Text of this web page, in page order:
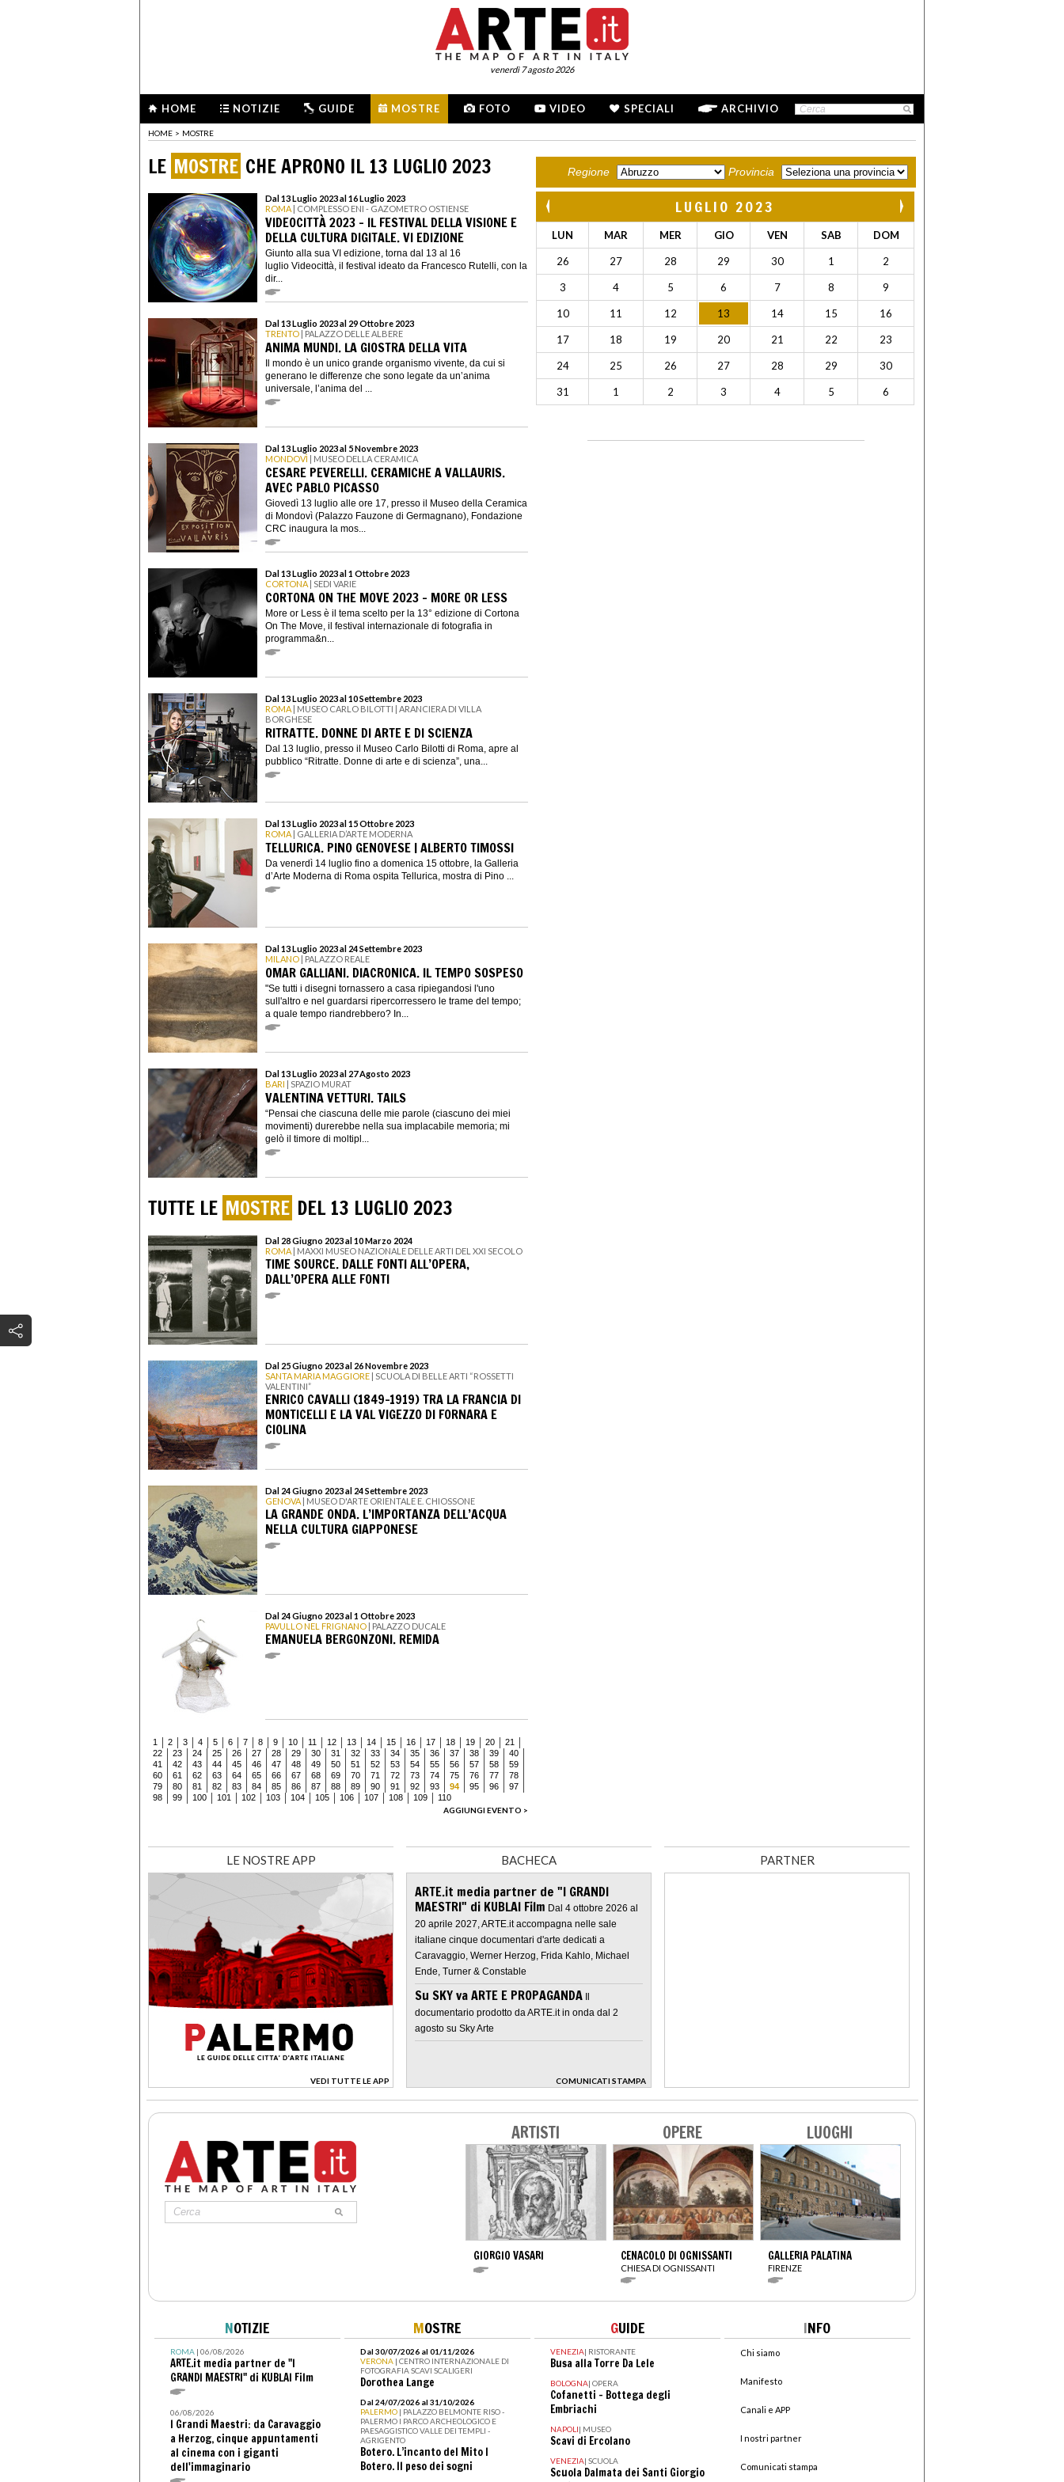
venerdì 7 agosto 2026
HOME NOTIZIE GUIDE MOSTRE FOTO VIDEO SPECIALI ARCHIVIO
HOME > MOSTRE
LE MOSTRE CHE APRONO IL 13 LUGLIO 2023
Dal 13 Luglio 2023 al 16 Luglio 2023
ROMA | COMPLESSO ENI - GAZOMETRO OSTIENSE
VIDEOCITTÀ 2023 - IL FESTIVAL DELLA VISIONE E
DELLA CULTURA DIGITALE. VI EDIZIONE
Giunto alla sua VI edizione, torna dal 13 al 16
luglio Videocittà, il festival ideato da Francesco Rutelli, con la
dir...
Dal 13 Luglio 2023 al 29 Ottobre 2023
TRENTO | PALAZZO DELLE ALBERE
ANIMA MUNDI. LA GIOSTRA DELLA VITA
Il mondo è un unico grande organismo vivente, da cui si
generano le differenze che sono legate da un’anima
universale, l’anima del ...
Dal 13 Luglio 2023 al 5 Novembre 2023
MONDOVÌ | MUSEO DELLA CERAMICA
CESARE PEVERELLI. CERAMICHE A VALLAURIS.
AVEC PABLO PICASSO
Giovedì 13 luglio alle ore 17, presso il Museo della Ceramica
di Mondovì (Palazzo Fauzone di Germagnano), Fondazione
CRC inaugura la mos...
Dal 13 Luglio 2023 al 1 Ottobre 2023
CORTONA | SEDI VARIE
CORTONA ON THE MOVE 2023 - MORE OR LESS
More or Less è il tema scelto per la 13° edizione di Cortona
On The Move, il festival internazionale di fotografia in
programma&n...
Dal 13 Luglio 2023 al 10 Settembre 2023
ROMA | MUSEO CARLO BILOTTI | ARANCIERA DI VILLA
BORGHESE
RITRATTE. DONNE DI ARTE E DI SCIENZA
Dal 13 luglio, presso il Museo Carlo Bilotti di Roma, apre al
pubblico “Ritratte. Donne di arte e di scienza”, una...
Dal 13 Luglio 2023 al 15 Ottobre 2023
ROMA | GALLERIA D’ARTE MODERNA
TELLURICA. PINO GENOVESE | ALBERTO TIMOSSI
Da venerdì 14 luglio fino a domenica 15 ottobre, la Galleria
d’Arte Moderna di Roma ospita Tellurica, mostra di Pino ...
Dal 13 Luglio 2023 al 24 Settembre 2023
MILANO | PALAZZO REALE
OMAR GALLIANI. DIACRONICA. IL TEMPO SOSPESO
"Se tutti i disegni tornassero a casa ripiegandosi l'uno
sull'altro e nel guardarsi ripercorressero le trame del tempo;
a quale tempo riandrebbero? In...
Dal 13 Luglio 2023 al 27 Agosto 2023
BARI | SPAZIO MURAT
VALENTINA VETTURI. TAILS
“Pensai che ciascuna delle mie parole (ciascuno dei miei
movimenti) durerebbe nella sua implacabile memoria; mi
gelò il timore di moltipl...
TUTTE LE MOSTRE DEL 13 LUGLIO 2023
Dal 28 Giugno 2023 al 10 Marzo 2024
ROMA | MAXXI MUSEO NAZIONALE DELLE ARTI DEL XXI SECOLO
TIME SOURCE. DALLE FONTI ALL’OPERA,
DALL’OPERA ALLE FONTI
Dal 25 Giugno 2023 al 26 Novembre 2023
SANTA MARIA MAGGIORE | SCUOLA DI BELLE ARTI “ROSSETTI
VALENTINI”
ENRICO CAVALLI (1849-1919) TRA LA FRANCIA DI
MONTICELLI E LA VAL VIGEZZO DI FORNARA E
CIOLINA
Dal 24 Giugno 2023 al 24 Settembre 2023
GENOVA | MUSEO D'ARTE ORIENTALE E. CHIOSSONE
LA GRANDE ONDA. L’IMPORTANZA DELL’ACQUA
NELLA CULTURA GIAPPONESE
Dal 24 Giugno 2023 al 1 Ottobre 2023
PAVULLO NEL FRIGNANO | PALAZZO DUCALE
EMANUELA BERGONZONI. REMIDA
1 2 3 4 5 6 7 8 9 10 11 12 13 14 15 16 17 18 19 20
21
22
23 24 25 26 27 28 29 30 31 32 33 34 35 36 37 38 39
40
41
42 43 44 45 46 47 48 49 50 51 52 53 54 55 56 57 58
59
60
61 62 63 64 65 66 67 68 69 70 71 72 73 74 75 76 77
78
79
80 81 82 83 84 85 86 87 88 89 90 91 92 93 94 95 96
97
98
99 100 101 102 103 104 105 106 107 108 109
110
AGGIUNGI EVENTO >
Regione Provincia
LUGLIO 2023
LUN MAR MER GIO VEN SAB DOM
26 27 28 29 30 1 2
3 4 5 6 7 8 9
10 11 12 13 14 15 16
17 18 19 20 21 22 23
24 25 26 27 28 29 30
31 1 2 3 4 5 6
LE NOSTRE APP
VEDI TUTTE LE APP
>
BACHECA
ARTE.it media partner de "I GRANDI
MAESTRI" di KUBLAI Film Dal 4 ottobre 2026 al
20 aprile 2027, ARTE.it accompagna nelle sale
italiane cinque documentari d'arte dedicati a
Caravaggio, Werner Herzog, Frida Kahlo, Michael
Ende, Turner & Constable
Su SKY va ARTE E PROPAGANDA Il
documentario prodotto da ARTE.it in onda dal 2
agosto su Sky Arte
COMUNICATI STAMPA
>
PARTNER
ARTISTI
GIORGIO VASARI
OPERE
CENACOLO DI OGNISSANTI
CHIESA DI OGNISSANTI
LUOGHI
GALLERIA PALATINA
FIRENZE
NOTIZIE
ROMA| 06/08/2026
ARTE.it media partner de "I
GRANDI MAESTRI" di KUBLAI Film
06/08/2026
I Grandi Maestri: da Caravaggio
a Herzog, cinque appuntamenti
al cinema con i giganti
dell'immaginario
MOSTRE
Dal 30/07/2026 al 01/11/2026
VERONA | CENTRO INTERNAZIONALE DI
FOTOGRAFIA SCAVI SCALIGERI
Dorothea Lange
Dal 24/07/2026 al 31/10/2026
PALERMO | PALAZZO BELMONTE RISO -
PALERMO I PARCO ARCHEOLOGICO E
PAESAGGISTICO VALLE DEI TEMPLI -
AGRIGENTO
Botero. L’incanto del Mito I
Botero. Il peso dei sogni
GUIDE
VENEZIA| RISTORANTE
Busa alla Torre Da Lele
BOLOGNA| OPERA
Cofanetti - Bottega degli
Embriachi
NAPOLI| MUSEO
Scavi di Ercolano
VENEZIA| SCUOLA
Scuola Dalmata dei Santi Giorgio
INFO
Chi siamo
Manifesto
Canali e APP
I nostri partner
Comunicati stampa